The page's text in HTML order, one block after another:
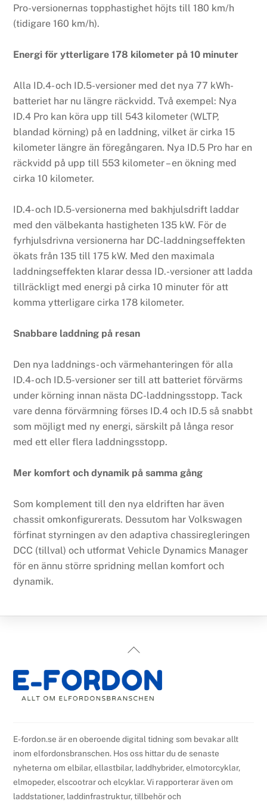
Pro-versionernas topphastighet höjts till 180 km/h
(tidigare 160 km/h).
Energi för ytterligare 178 kilometer på 10 minuter
Alla ID.4- och ID.5-versioner med det nya 77 kWh-
batteriet har nu längre räckvidd. Två exempel: Nya
ID.4 Pro kan köra upp till 543 kilometer (WLTP,
blandad körning) på en laddning, vilket är cirka 15
kilometer längre än föregångaren. Nya ID.5 Pro har en
räckvidd på upp till 553 kilometer – en ökning med
cirka 10 kilometer.
ID.4- och ID.5-versionerna med bakhjulsdrift laddar
med den välbekanta hastigheten 135 kW. För de
fyrhjulsdrivna versionerna har DC-laddningseffekten
ökats från 135 till 175 kW. Med den maximala
laddningseffekten klarar dessa ID.-versioner att ladda
tillräckligt med energi på cirka 10 minuter för att
komma ytterligare cirka 178 kilometer.
Snabbare laddning på resan
Den nya laddnings- och värmehanteringen för alla
ID.4- och ID.5-versioner ser till att batteriet förvärms
under körning innan nästa DC-laddningsstopp. Tack
vare denna förvärmning förses ID.4 och ID.5 så snabbt
som möjligt med ny energi, särskilt på långa resor
med ett eller flera laddningsstopp.
Mer komfort och dynamik på samma gång
Som komplement till den nya eldriften har även
chassit omkonfigurerats. Dessutom har Volkswagen
förfinat styrningen av den adaptiva chassiregleringen
DCC (tillval) och utformat Vehicle Dynamics Manager
för en ännu större spridning mellan komfort och
dynamik.
Back
Top
E-fordon.se är en oberoende digital tidning som bevakar allt
inom elfordonsbranschen. Hos oss hittar du de senaste
nyheterna om elbilar, ellastbilar, laddhybrider, elmotorcyklar,
elmopeder, elscootrar och elcyklar. Vi rapporterar även om
laddstationer, laddinfrastruktur, tillbehör och